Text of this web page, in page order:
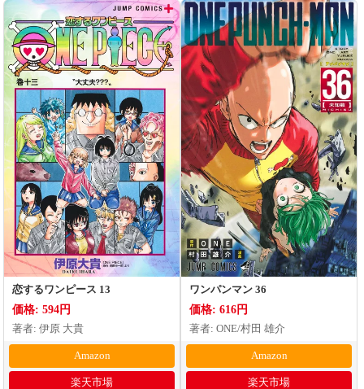
恋するワンピース 13
価格: 594円
著者: 伊原 大貴
Amazon
楽天市場
ワンパンマン 36
価格: 616円
著者: ONE/村田 雄介
Amazon
楽天市場